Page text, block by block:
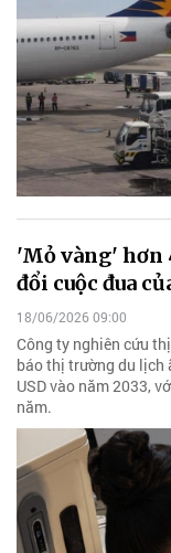
'Mỏ vàng' hơn
đổi cuộc đua
18/06/2026 09:00
Công ty nghiên cứu
báo thị trường du lịch
USD vào năm 2033,
năm.